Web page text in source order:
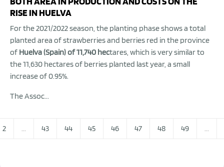
RISE IN HUELVA
For the 2021/2022 season, the planting phase shows a total
planted area of strawberries and berries red in the province
of Huelva (Spain) of 11,740 hectares, which is very similar to
the 11,630 hectares of berries planted last year, a small
increase of 0.95%.
The Assoc...
2 ... 43 44 45 46 47 48 49 ...